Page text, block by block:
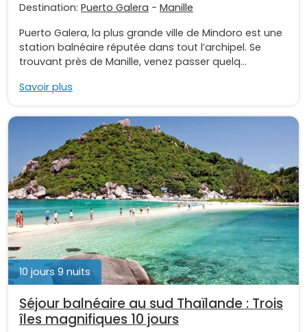
Destination: Puerto Galera - Manille
Puerto Galera, la plus grande ville de Mindoro est une
station balnéaire réputée dans tout l’archipel. Se
trouvant près de Manille, venez passer quelq...
Savoir plus
10 jours 9 nuits
Séjour balnéaire au sud Thaïlande : Trois
îles magnifiques 10 jours